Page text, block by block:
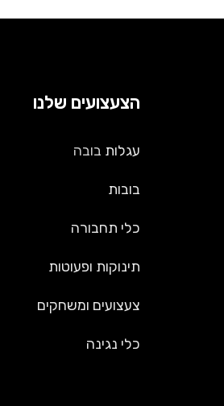
הצעצועים שלנו
עגלות בובה
בובות
כלי תחבורה
תינוקות ופעוטות
צעצועים ומשחקים
כלי נגינה